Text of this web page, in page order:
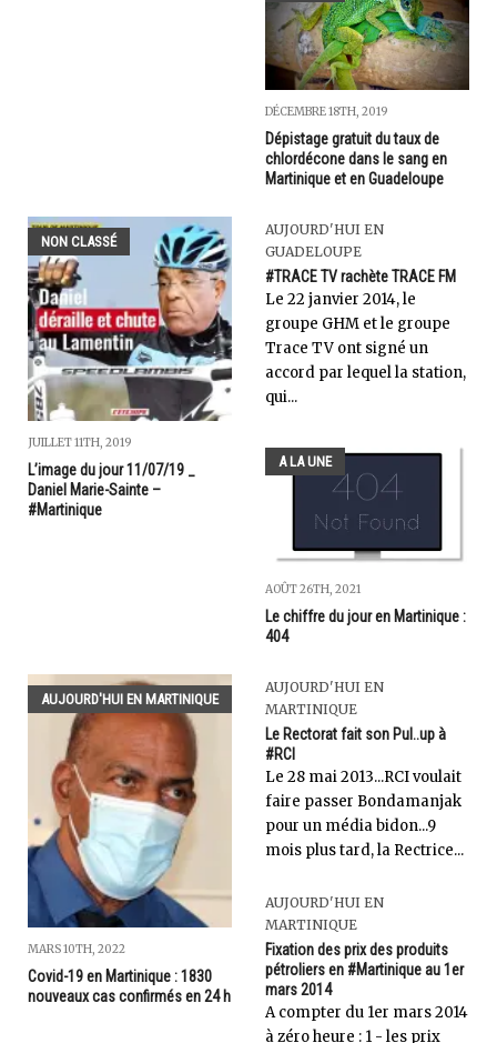
DÉCEMBRE 18TH, 2019
Dépistage gratuit du taux de
chlordécone dans le sang en
Martinique et en Guadeloupe
NON CLASSÉ
JUILLET 11TH, 2019
L’image du jour 11/07/19 _
Daniel Marie-Sainte –
#Martinique
AUJOURD'HUI EN
GUADELOUPE
#TRACE TV rachète TRACE FM
Le 22 janvier 2014, le
groupe GHM et le groupe
Trace TV ont signé un
accord par lequel la station,
qui...
A LA UNE
AOÛT 26TH, 2021
Le chiffre du jour en Martinique :
404
AUJOURD'HUI EN MARTINIQUE
MARS 10TH, 2022
Covid-19 en Martinique : 1830
nouveaux cas confirmés en 24 h
AUJOURD'HUI EN
MARTINIQUE
Le Rectorat fait son Pul..up à
#RCI
Le 28 mai 2013...RCI voulait
faire passer Bondamanjak
pour un média bidon...9
mois plus tard, la Rectrice...
AUJOURD'HUI EN
MARTINIQUE
Fixation des prix des produits
pétroliers en #Martinique au 1er
mars 2014
A compter du 1er mars 2014
à zéro heure : 1 - les prix